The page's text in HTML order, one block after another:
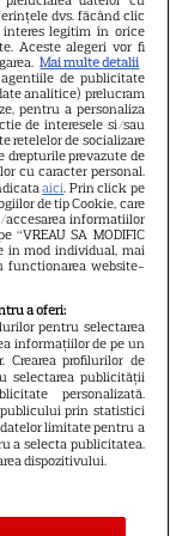
rezervate
dvs. făcând clic
legitim în orice
Aceste alegeri vor fi
Mai multe detalii
de publicitate
analitice) prelucram
pentru a personaliza
de interesele si/sau
retelelor de socializare
drepturile prevazute de
cu caracter personal.
aici. Prin click pe
de tip Cookie, care
accesarea informatiilor
“VREAU SA MODIFIC
in mod individual, mai
functionarea website-
a oferi:
pentru selectarea
informațiilor de pe un
Crearea profilurilor de
selectarea publicității
personalizată.
prin statistici
limitate pentru a
a selecta publicitatea.
dispozitivului.